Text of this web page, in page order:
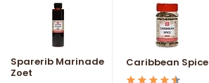
Sparerib Marinade
Zoet
Caribbean Spice